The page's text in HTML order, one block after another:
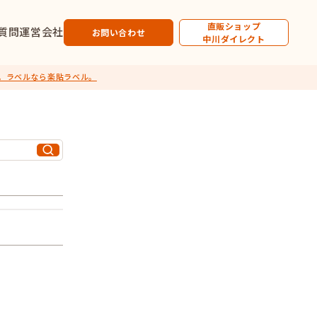
問運営会社 お問い合わせ
直販ショップ
中川ダイレクト
ベルなら楽貼ラベル。